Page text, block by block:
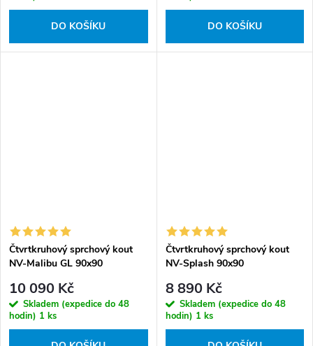
DO KOŠÍKU DO KOŠÍKU
Čtvrtkruhový sprchový kout
NV-Malibu GL 90x90
vanička
10 090 Kč
Skladem (expedice do 48
hodin) 1 ks
Čtvrtkruhový sprchový kout
NV-Splash 90x90
vaničky
8 890 Kč
Skladem (expedice do 48
hodin) 1 ks